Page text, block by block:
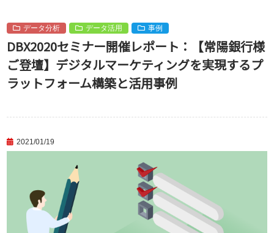
データ分析 データ活用 事例
DBX2020セミナー開催レポート：【常陽銀行様
ご登壇】デジタルマーケティングを実現するプ
ラットフォーム構築と活用事例
2021/01/19